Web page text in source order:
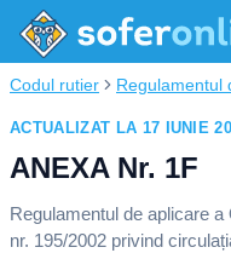
Codul rutier Regulamentul
ACTUALIZAT LA 17 IUNIE
ANEXA Nr. 1F
Regulamentul de aplicare
nr. 195/2002 privind